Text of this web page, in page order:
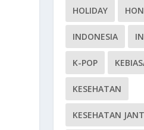
HOLIDAY
INDONESIA
K-POP
KESEHATAN
KESEHATAN